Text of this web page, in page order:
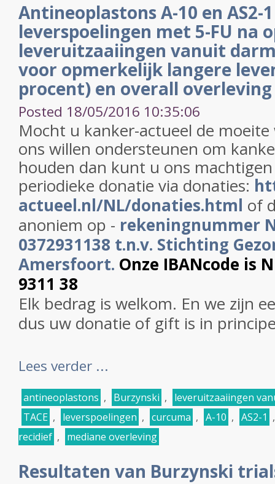
Antineoplastons A-10 en AS2-
leverspoelingen met 5-FU na
leveruitzaaiingen vanuit
voor opmerkelijk langere
procent) en overall
Posted 18/05/2016 10:35:06
Mocht u kanker-actueel de
ons willen ondersteunen om
houden dan kunt u ons
periodieke donatie via donaties:
actueel.nl/NL/donaties.html of
anoniem op - rekeningnummer
0372931138 t.n.v. Stichting
Amersfoort. Onze IBANcode is
9311 38
Elk bedrag is welkom. En we zijn
dus uw donatie of gift is in
Lees verder ...
antineoplastons , Burzynski ,
leveruitzaaiingen
TACE , leverspoelingen , curcuma , A-10 , AS2-1
recidief , mediane overleving
Resultaten van Burzynski